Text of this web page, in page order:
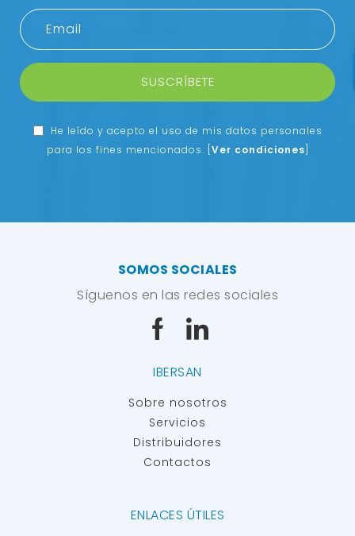
SUSCRÍBETE
He leído y acepto el uso de mis datos personales
para los fines mencionados. Ver condiciones
IBERSAN
Sobre nosotros
Servicios
Distribuidores
Contactos
SOMOS SOCIALES
Síguenos en las redes sociales
ENLACES ÚTILES